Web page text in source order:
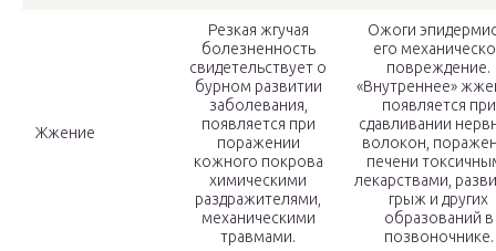
Жжение
Резкая жгучая
болезненность
свидетельствует о
бурном развитии
заболевания,
появляется при
поражении
кожного покрова
химическими
раздражителями,
механическими
травмами.
Ожоги
его
повреждение.
«Внутреннее»
появляется при
сдавливании
волокон,
печени
лекарствами,
грыж и других
образований в
позвоночнике.